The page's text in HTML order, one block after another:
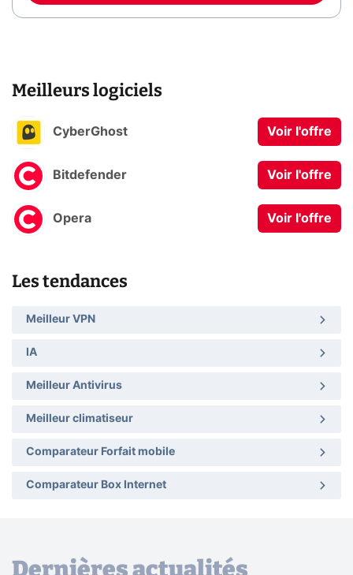
Meilleurs logiciels
CyberGhost Voir l'offre
Bitdefender Voir l'offre
Opera Voir l'offre
Les tendances
Meilleur VPN
IA
Meilleur Antivirus
Meilleur climatiseur
Comparateur Forfait mobile
Comparateur Box Internet